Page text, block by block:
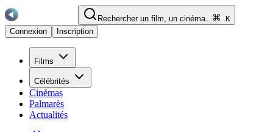
Rechercher un film, un cinéma...
K
Connexion
Inscription
Films
Célébrités
Cinémas
Palmarès
Actualités